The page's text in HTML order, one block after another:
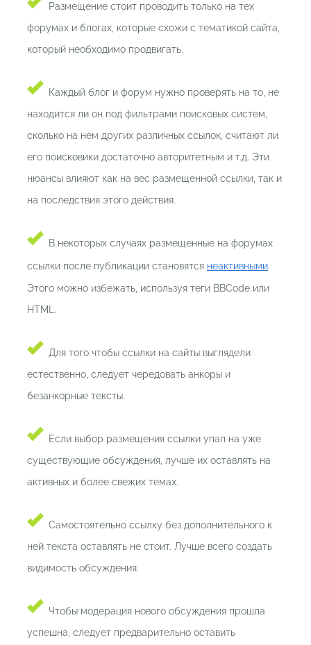
Размещение стоит проводить только на тех
форумах и блогах, которые схожи с тематикой сайта,
который необходимо продвигать.
Каждый блог и форум нужно проверять на то, не
находится ли он под фильтрами поисковых систем,
сколько на нем других различных ссылок, считают ли
его поисковики достаточно авторитетным и т.д. Эти
нюансы влияют как на вес размещенной ссылки, так и
на последствия этого действия.
В некоторых случаях размещенные на форумах
ссылки после публикации становятся неактивными.
Этого можно избежать, используя теги BBCode или
HTML.
Для того чтобы ссылки на сайты выглядели
естественно, следует чередовать анкоры и
безанкорные тексты.
Если выбор размещения ссылки упал на уже
существующие обсуждения, лучше их оставлять на
активных и более свежих темах.
Самостоятельно ссылку без дополнительного к
ней текста оставлять не стоит. Лучше всего создать
видимость обсуждения.
Чтобы модерация нового обсуждения прошла
успешна, следует предварительно оставить